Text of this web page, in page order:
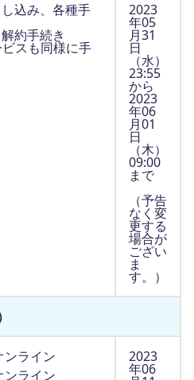
込み、各種手
約手続き
スも同様に手
2023
年05
月31
日
（水）
23:55
から
2023
年06
月01
日
（木）
09:00
まで
（予告
なく変
更する
場合が
ござい
ま
す。）
ンライン
ンライン
2023
年06